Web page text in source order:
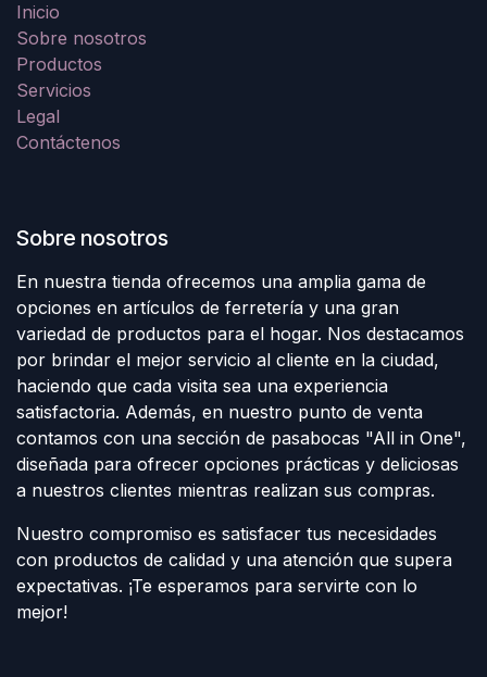
Inicio
Sobre nosotros
Productos
Servicios
Legal
Contáctenos
Sobre nosotros
En nuestra tienda ofrecemos una amplia gama de
opciones en artículos de ferretería y una gran
variedad de productos para el hogar. Nos destacamos
por brindar el mejor servicio al cliente en la ciudad,
haciendo que cada visita sea una experiencia
satisfactoria. Además, en nuestro punto de venta
contamos con una sección de pasabocas "All in One",
diseñada para ofrecer opciones prácticas y deliciosas
a nuestros clientes mientras realizan sus compras.
Nuestro compromiso es satisfacer tus necesidades
con productos de calidad y una atención que supera
expectativas. ¡Te esperamos para servirte con lo
mejor!